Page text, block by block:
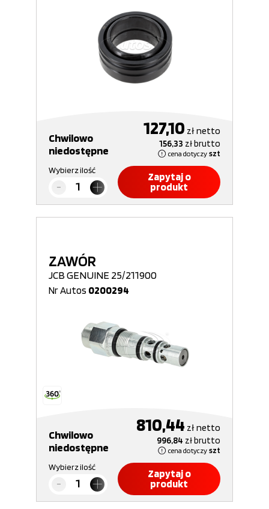
Chwilowo
niedostępne
127,10 złnetto
156,33 złbrutto
cena dotyczy szt
Wybierz ilość
Zapytaj o
produkt
ZAWÓR
JCB GENUINE 25/211900
Nr Autos 0200294
Chwilowo
niedostępne
810,44 złnetto
996,84 złbrutto
cena dotyczy szt
Wybierz ilość
Zapytaj o
produkt